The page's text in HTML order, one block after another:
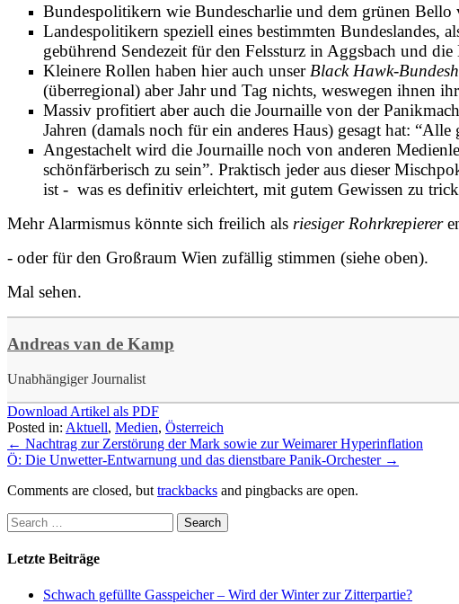
Bundespolitikern wie Bundescharlie und dem grünen Bello
Landespolitikern speziell eines bestimmten Bundeslandes,
gebührend Sendezeit für den Felssturz in Aggsbach und
Kleinere Rollen haben hier auch unser Black Hawk-
(überregional) aber Jahr und Tag nichts, weswegen ihnen
Massiv profitiert aber auch die Journaille von der
Jahren (damals noch für ein anderes Haus) gesagt hat:
Angestachelt wird die Journaille noch von anderen
schönfärberisch zu sein”. Praktisch jeder aus dieser
ist - was es definitiv erleichtert, mit gutem Gewissen zu
Mehr Alarmismus könnte sich freilich als riesiger Rohrkrepierer
- oder für den Großraum Wien zufällig stimmen (siehe oben).
Mal sehen.
Andreas van de Kamp
Unabhängiger Journalist
Download Artikel als PDF
Posted in: Aktuell, Medien, Österreich
← Nachtrag zur Zerstörung der Mark sowie zur Weimarer Hyperinflation
Ö: Die Unwetter-Entwarnung und das dienstbare Panik-Orchester →
Comments are closed, but trackbacks and pingbacks are open.
Letzte Beiträge
Schwach gefüllte Gasspeicher – Wird der Winter zur Zitterpartie?